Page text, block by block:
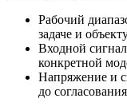
Рабочий
задаче и
Входной
конкретной
Напряжение и
до